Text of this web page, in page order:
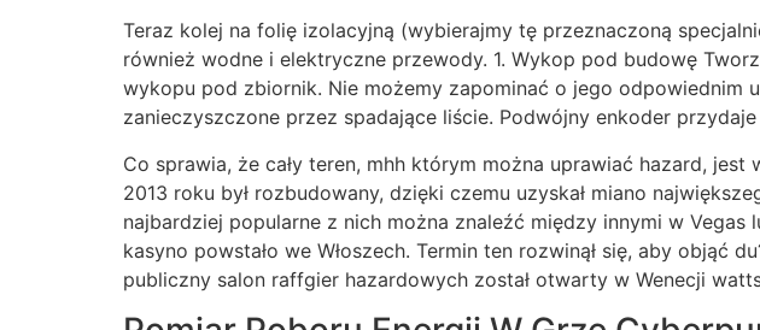
Teraz kolej na folię izolacyjną (wybierajmy tę przeznaczoną
również wodne i elektryczne przewody. 1. Wykop pod budowę
wykopu pod zbiornik. Nie możemy zapominać o jego
zanieczyszczone przez spadające liście. Podwójny enkoder
Co sprawia, że cały teren, mhh którym można uprawiać hazard,
2013 roku był rozbudowany, dzięki czemu uzyskał miano
najbardziej popularne z nich można znaleźć między innymi w
kasyno powstało we Włoszech. Termin ten rozwinął się, aby
publiczny salon raffgier hazardowych został otwarty w Wenecji